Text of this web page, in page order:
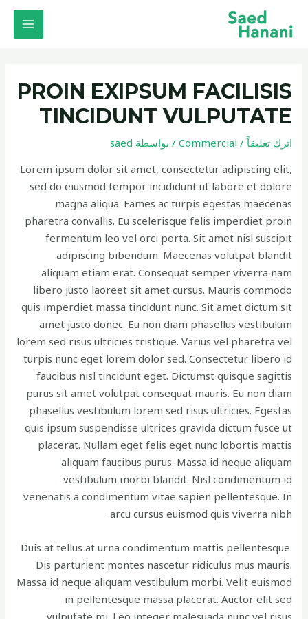
المحتوى
PROIN EXIPSUM FACILISIS
TINCIDUNT VULPUTATE
اترك تعليقاً /
Commercial / بواسطة saed
Lorem ipsum dolor sit amet, consectetur adipiscing elit,
sed do eiusmod tempor incididunt ut labore et dolore
magna aliqua. Fames ac turpis egestas maecenas
pharetra convallis. Eu scelerisque felis imperdiet proin
fermentum leo vel orci porta. Sit amet nisl suscipit
adipiscing bibendum. Maecenas volutpat blandit
aliquam etiam erat. Consequat semper viverra nam
libero justo laoreet sit amet cursus. Mauris commodo
quis imperdiet massa tincidunt nunc. Sit amet dictum sit
amet justo donec. Eu non diam phasellus vestibulum
lorem sed risus ultricies tristique. Varius vel pharetra vel
turpis nunc eget lorem dolor sed. Consectetur libero id
faucibus nisl tincidunt eget. Dictumst quisque sagittis
purus sit amet volutpat consequat mauris. Eu non diam
phasellus vestibulum lorem sed risus ultricies. Egestas
quis ipsum suspendisse ultrices gravida dictum fusce ut
placerat. Nullam eget felis eget nunc lobortis mattis
aliquam faucibus purus. Massa id neque aliquam
vestibulum morbi blandit. Nisl condimentum id
venenatis a condimentum vitae sapien pellentesque. In
arcu cursus euismod quis viverra nibh.
Duis at tellus at urna condimentum mattis pellentesque.
Dis parturient montes nascetur ridiculus mus mauris.
Massa id neque aliquam vestibulum morbi. Velit euismod
in pellentesque massa placerat. Auctor elit sed
vulputate mi. Leo integer malesuada nunc vel risus
navigation